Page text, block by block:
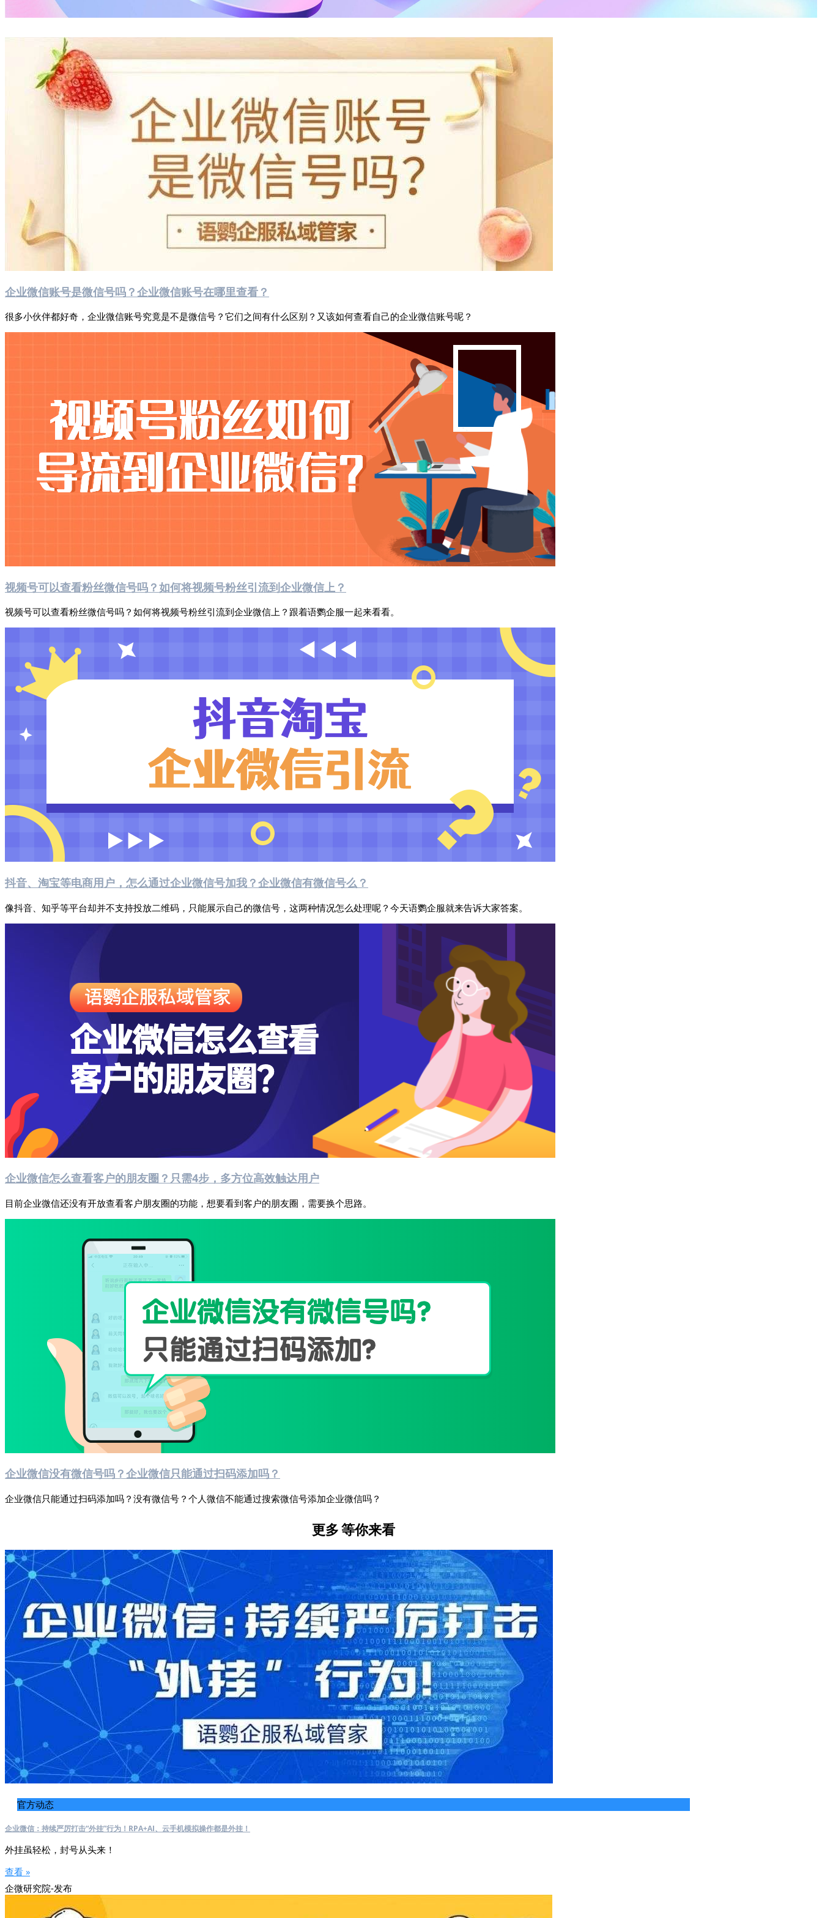
企业微信账号是微信号吗？企业微信账号在哪里查看？
很多小伙伴都好奇，企业微信账号究竟是不是微信号？它们之间有什么区别？又该如何查看自己的企业微信账号呢？
视频号可以查看粉丝微信号吗？如何将视频号粉丝引流到企业微信上？
视频号可以查看粉丝微信号吗？如何将视频号粉丝引流到企业微信上？跟着语鹦企服一起来看看。
抖音、淘宝等电商用户，怎么通过企业微信号加我？企业微信有微信号么？
像抖音、知乎等平台却并不支持投放二维码，只能展示自己的微信号，这两种情况怎么处理呢？今天语鹦企服就来告诉大家答案。
企业微信怎么查看客户的朋友圈？只需4步，多方位高效触达用户
目前企业微信还没有开放查看客户朋友圈的功能，想要看到客户的朋友圈，需要换个思路。
企业微信没有微信号吗？企业微信只能通过扫码添加吗？
企业微信只能通过扫码添加吗？没有微信号？个人微信不能通过搜索微信号添加企业微信吗？
更多等你来看
官方动态
企业微信：持续严厉打击“外挂”行为！RPA+AI、云手机模拟操作都是外挂！
外挂虽轻松，封号从头来！
查看 »
企微研究院-发布